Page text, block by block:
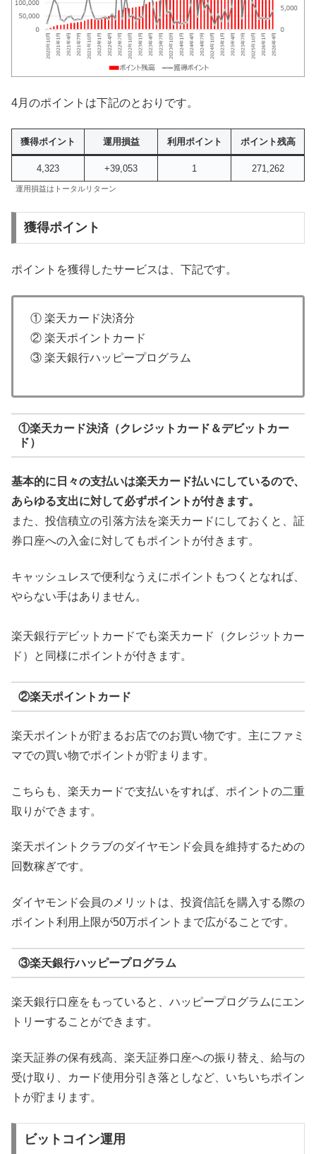
4月のポイントは下記のとおりです。
獲得ポイント 運用損益 利用ポイント ポイント残高
4,323 +39,053 1 271,262
運用損益はトータルリターン
獲得ポイント
ポイントを獲得したサービスは、下記です。
① 楽天カード決済分
② 楽天ポイントカード
③ 楽天銀行ハッピープログラム
①楽天カード決済（クレジットカード＆デビットカー
ド）
基本的に日々の支払いは楽天カード払いにしているので、
あらゆる支出に対して必ずポイントが付きます。
また、投信積立の引落方法を楽天カードにしておくと、証
券口座への入金に対してもポイントが付きます。
キャッシュレスで便利なうえにポイントもつくとなれば、
やらない手はありません。
楽天銀行デビットカードでも楽天カード（クレジットカー
ド）と同様にポイントが付きます。
②楽天ポイントカード
楽天ポイントが貯まるお店でのお買い物です。主にファミ
マでの買い物でポイントが貯まります。
こちらも、楽天カードで支払いをすれば、ポイントの二重
取りができます。
楽天ポイントクラブのダイヤモンド会員を維持するための
回数稼ぎです。
ダイヤモンド会員のメリットは、投資信託を購入する際の
ポイント利用上限が50万ポイントまで広がることです。
③楽天銀行ハッピープログラム
楽天銀行口座をもっていると、ハッピープログラムにエン
トリーすることができます。
楽天証券の保有残高、楽天証券口座への振り替え、給与の
受け取り、カード使用分引き落としなど、いちいちポイン
トが貯まります。
ビットコイン運用